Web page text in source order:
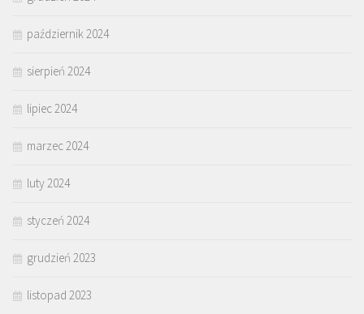
październik 2024
sierpień 2024
lipiec 2024
marzec 2024
luty 2024
styczeń 2024
grudzień 2023
listopad 2023